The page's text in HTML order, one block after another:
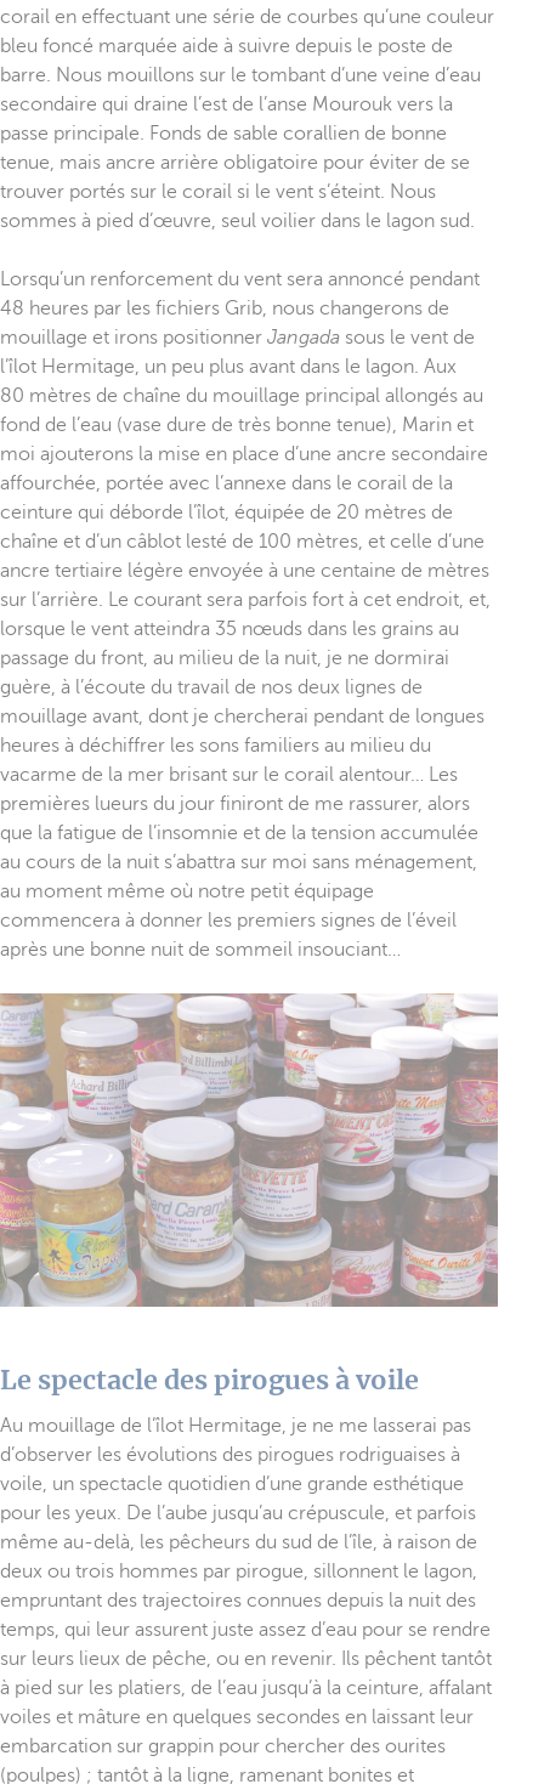
corail en effectuant une série de courbes qu’une couleur
bleu foncé marquée aide à suivre depuis le poste de
barre. Nous mouillons sur le tombant d’une veine d’eau
secondaire qui draine l’est de l’anse Mourouk vers la
passe principale. Fonds de sable corallien de bonne
tenue, mais ancre arrière obligatoire pour éviter de se
trouver portés sur le corail si le vent s’éteint. Nous
sommes à pied d’œuvre, seul voilier dans le lagon sud.
Lorsqu’un renforcement du vent sera annoncé pendant
48 heures par les fichiers Grib, nous changerons de
mouillage et irons positionner Jangada sous le vent de
l’îlot Hermitage, un peu plus avant dans le lagon. Aux
80 mètres de chaîne du mouillage principal allongés au
fond de l’eau (vase dure de très bonne tenue), Marin et
moi ajouterons la mise en place d’une ancre secondaire
affourchée, portée avec l’annexe dans le corail de la
ceinture qui déborde l’îlot, équipée de 20 mètres de
chaîne et d’un câblot lesté de 100 mètres, et celle d’une
ancre tertiaire légère envoyée à une centaine de mètres
sur l’arrière. Le courant sera parfois fort à cet endroit, et,
lorsque le vent atteindra 35 nœuds dans les grains au
passage du front, au milieu de la nuit, je ne dormirai
guère, à l’écoute du travail de nos deux lignes de
mouillage avant, dont je chercherai pendant de longues
heures à déchiffrer les sons familiers au milieu du
vacarme de la mer brisant sur le corail alentour… Les
premières lueurs du jour finiront de me rassurer, alors
que la fatigue de l’insomnie et de la tension accumulée
au cours de la nuit s’abattra sur moi sans ménagement,
au moment même où notre petit équipage
commencera à donner les premiers signes de l’éveil
après une bonne nuit de sommeil insouciant…
Le spectacle des pirogues à voile
Au mouillage de l’îlot Hermitage, je ne me lasserai pas
d’observer les évolutions des pirogues rodriguaises à
voile, un spectacle quotidien d’une grande esthétique
pour les yeux. De l’aube jusqu’au crépuscule, et parfois
même au-delà, les pêcheurs du sud de l’île, à raison de
deux ou trois hommes par pirogue, sillonnent le lagon,
empruntant des trajectoires connues depuis la nuit des
temps, qui leur assurent juste assez d’eau pour se rendre
sur leurs lieux de pêche, ou en revenir. Ils pêchent tantôt
à pied sur les platiers, de l’eau jusqu’à la ceinture, affalant
voiles et mâture en quelques secondes en laissant leur
embarcation sur grappin pour chercher des ourites
(poulpes) ; tantôt à la ligne, ramenant bonites et